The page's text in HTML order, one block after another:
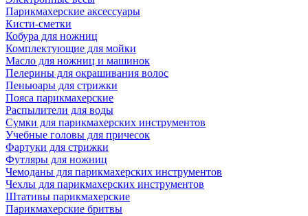
Парикмахерские аксессуары
Кисти-сметки
Кобура для ножниц
Комплектующие для мойки
Масло для ножниц и машинок
Пелерины для окрашивания волос
Пеньюары для стрижки
Пояса парикмахерские
Распылители для воды
Сумки для парикмахерских инструментов
Учебные головы для причесок
Фартуки для стрижки
Футляры для ножниц
Чемоданы для парикмахерских инструментов
Чехлы для парикмахерских инструментов
Штативы парикмахерские
Парикмахерские бритвы